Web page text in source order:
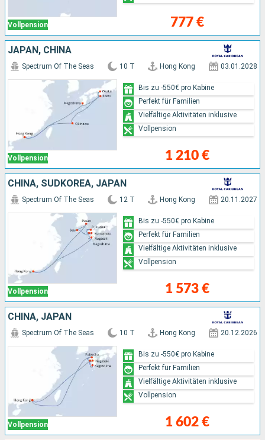
Vollpension 777 €
JAPAN, CHINA
Vollpension
Spectrum Of The Seas 10 T Hong Kong 03.01.2028
1 210 €
Bis zu -550€ pro Kabine
Perfekt für Familien
Vielfältige Aktivitäten inklusive
Vollpension
CHINA, SÜDKOREA, JAPAN
Vollpension
Spectrum Of The Seas 12 T Hong Kong 20.11.2027
1 573 €
Bis zu -550€ pro Kabine
Perfekt für Familien
Vielfältige Aktivitäten inklusive
Vollpension
CHINA, JAPAN
Vollpension
Spectrum Of The Seas 10 T Hong Kong 20.12.2026
1 602 €
Bis zu -550€ pro Kabine
Perfekt für Familien
Vielfältige Aktivitäten inklusive
Vollpension